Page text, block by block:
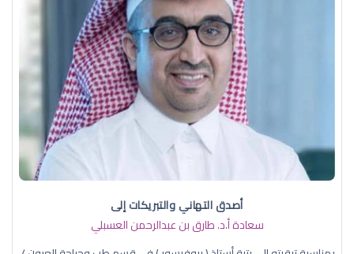
أصدق التهاني والتبريكات إلى
سعادة أ.د. ​طارق بن عبدالرحمن العسبلي